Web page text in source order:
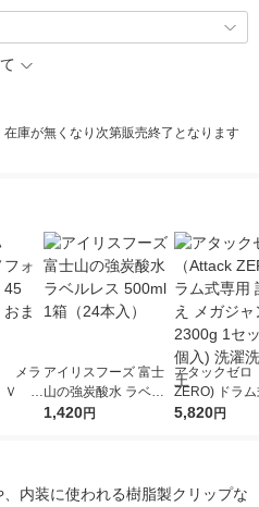
庫が無くなり次第販売終了となります
メラ
Ｖ 4
け
アイリスフーズ 富士
山の強炭酸水 ラベル
レス 500ml 1箱（24
1,420円
アタックゼロ
ZERO) ドラ
詰め替え メガ
5,820円
、内装に使われる樹脂製クリップな